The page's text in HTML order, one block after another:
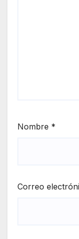
Nombre *
Correo